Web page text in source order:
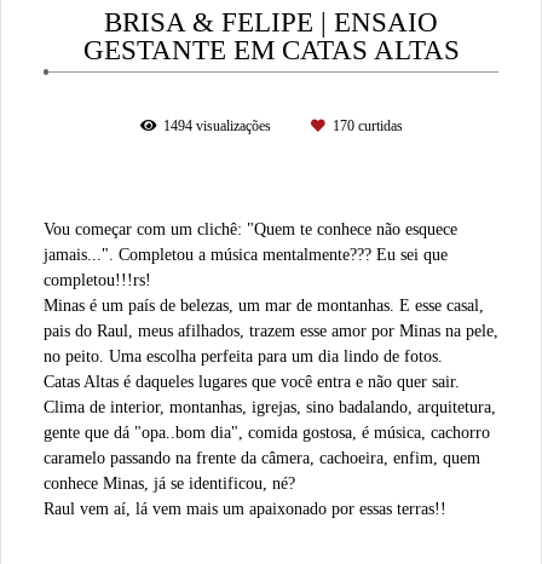
BRISA & FELIPE | ENSAIO
GESTANTE EM CATAS ALTAS
1494visualizações 170curtidas
Vou começar com um clichê: "Quem te conhece não esquece
jamais...". Completou a música mentalmente??? Eu sei que
completou!!!rs!
Minas é um país de belezas, um mar de montanhas. E esse casal,
pais do Raul, meus afilhados, trazem esse amor por Minas na pele,
no peito. Uma escolha perfeita para um dia lindo de fotos.
Catas Altas é daqueles lugares que você entra e não quer sair.
Clima de interior, montanhas, igrejas, sino badalando, arquitetura,
gente que dá "opa..bom dia", comida gostosa, é música, cachorro
caramelo passando na frente da câmera, cachoeira, enfim, quem
conhece Minas, já se identificou, né?
Raul vem aí, lá vem mais um apaixonado por essas terras!!